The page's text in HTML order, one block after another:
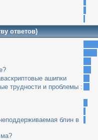
ответов)
ашипки
трудности и проблемы :
блин в
ма?